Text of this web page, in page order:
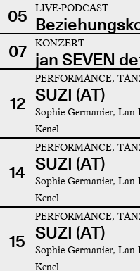
05 LIVE-PODCAST
07
KONZERT
jan SEVEN
12
PERFORMANCE,
SUZI (AT)
Sophie Germanier, Lan
Kenel
14
PERFORMANCE,
SUZI (AT)
Sophie Germanier, Lan
Kenel
15
PERFORMANCE,
SUZI (AT)
Sophie Germanier, Lan
Kenel